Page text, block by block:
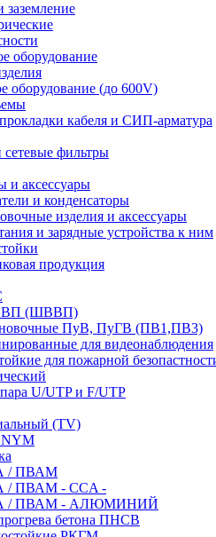
заземление
оборудование
оборудование (до 600V)
кабеля и СИП-арматура
фильтры
аксессуары
и конденсаторы
изделия и аксессуары
и зарядные устройства к ним
продукция
(ШВВП)
ПуВ, ПуГВ (ПВ1,ПВ3)
для видеонаблюдения
для пожарной
U/UTP и F/UTP
(TV)
/ ПВАМ
/ ПВАМ - CCA -
/ ПВАМ - АЛЮМИНИЙ
бетона ПНСВ